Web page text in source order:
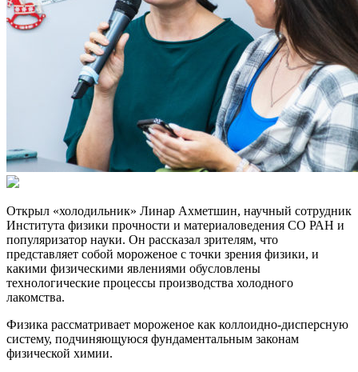
Открыл «холодильник» Линар Ахметшин, научный сотрудник
Института физики прочности и материаловедения СО РАН и
популяризатор науки. Он рассказал зрителям, что
представляет собой мороженое с точки зрения физики, и
какими физическими явлениями обусловлены
технологические процессы производства холодного
лакомства.
Физика рассматривает мороженое как коллоидно-дисперсную
систему, подчиняющуюся фундаментальным законам
физической химии.